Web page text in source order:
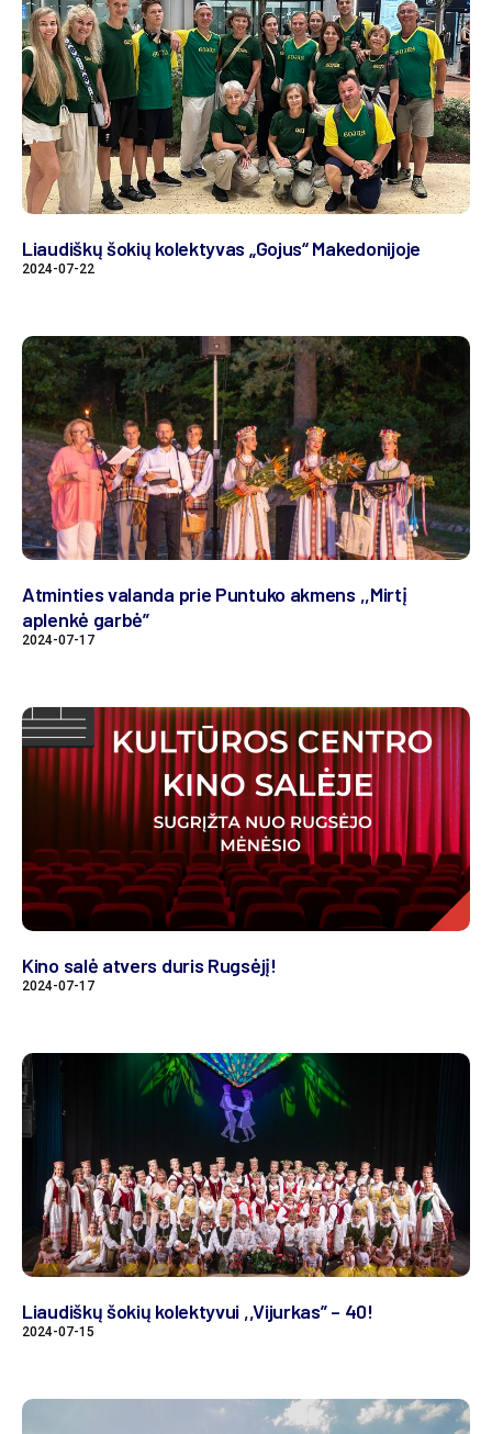
Liaudiškų šokių kolektyvas „Gojus“ Makedonijoje
2024-07-22
Atminties valanda prie Puntuko akmens ,,Mirtį
aplenkė garbė”
2024-07-17
Kino salė atvers duris Rugsėjį!
2024-07-17
Liaudiškų šokių kolektyvui ,,Vijurkas” – 40!
2024-07-15